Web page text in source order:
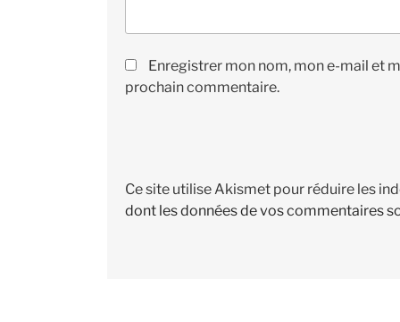
Enregistrer mon nom, mon e-mail et
prochain commentaire.
Ce site utilise Akismet pour réduire les
dont les données de vos commentaires